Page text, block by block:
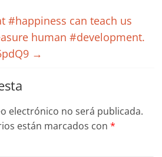
#happiness can teach us
human #development.
→
electrónico no será publicada.
están marcados con*